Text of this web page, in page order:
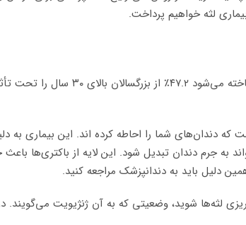
لثه خواهیم پرداخت.
که دندان‌های شما را احاطه کرده اند. این بیماری
به جرم دندان تبدیل شود. این لایه از باکتری‌ها
دلیل باید به دندانپزشک مراجعه کنید.
لثه‌ها شوید، وضعیتی که به آن ژنژیویت می‌گویند.